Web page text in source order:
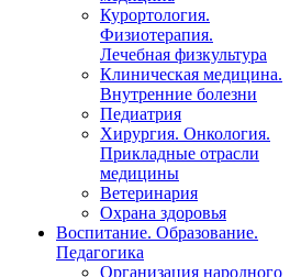
Курортология.
Физиотерапия.
Лечебная физкультура
Клиническая медицина.
Внутренние болезни
Педиатрия
Хирургия. Онкология.
Прикладные отрасли
медицины
Ветеринария
Охрана здоровья
Воспитание. Образование.
Педагогика
Организация народного